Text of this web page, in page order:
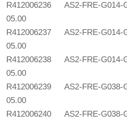
R412006236
AS2-FRE-G014-
05.00
R412006237
AS2-FRE-G014-
05.00
R412006238
AS2-FRE-G014-
05.00
R412006239
AS2-FRE-G038-
05.00
R412006240
AS2-FRE-G038-